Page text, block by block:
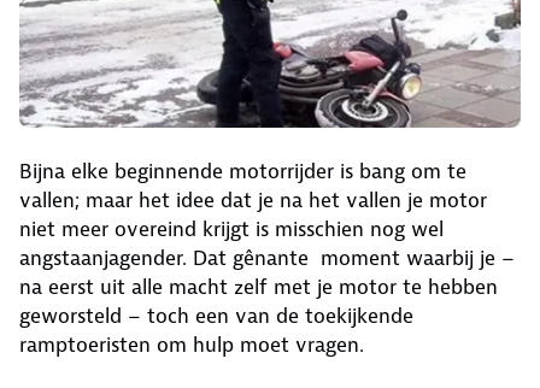
Bijna elke beginnende motorrijder is bang om te
vallen; maar het idee dat je na het vallen je motor
niet meer overeind krijgt is misschien nog wel
angstaanjagender. Dat gênante moment waarbij je –
na eerst uit alle macht zelf met je motor te hebben
geworsteld – toch een van de toekijkende
ramptoeristen om hulp moet vragen.